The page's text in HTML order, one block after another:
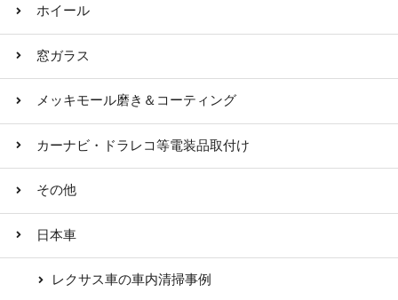
ホイール
窓ガラス
メッキモール磨き＆コーティング
カーナビ・ドラレコ等電装品取付け
その他
日本車
レクサス車の車内清掃事例